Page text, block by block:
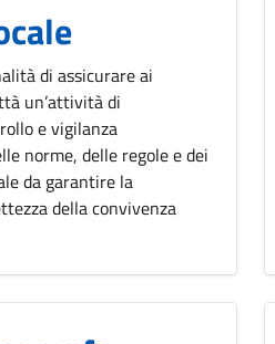
di assicurare ai
un’attività di
e vigilanza
norme, delle regole e dei
da garantire la
della convivenza